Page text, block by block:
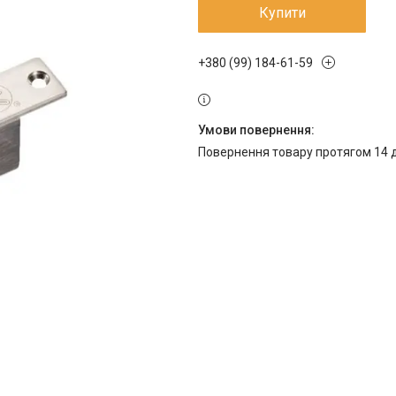
Купити
+380 (99) 184-61-59
повернення товару протягом 14